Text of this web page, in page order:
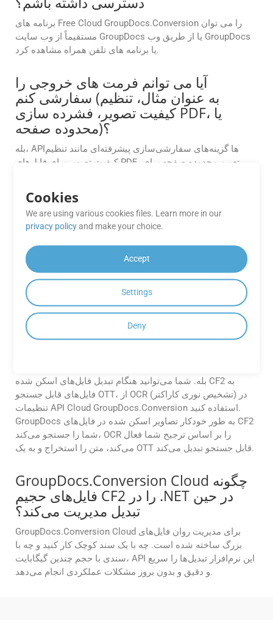
برنامه های Free Cloud GroupDocs.Conversion را می توان
مستقیماً از وب سایت GroupDocs یا از طریق وب GroupDocs
یا برنامه های تلفن همراه مشاهده کرد.
آیا می توانم فرمت های خروجی را
سفارشی کنم (به عنوان مثال، تنظیم
کیفیت تصویر، فشرده سازی PDF، یا
محدوده صفحه)؟
بله، APIها گزینه‌های سفارشی‌سازی پیشرفته‌ای مانند تنظیم
کیفیت تصویر برای فایل‌های PDF، تعیین محدوده صفحه برای
آیا SDKهایی برای APIهای Cloud
GroupDocs.Conversion Cloud SDK هایی را برای زبان های
برنامه نویسی مختلف مانند .NET، Java، Android، PHP،
Node.js، Python، Ruby، cURL و Go فراهم می کند و ادغام آن
آیا GroupDocs.Conversion Cloud
هنگام تبدیل فایل‌های اسکن شده CF2 به
بله. شما می‌توانید هنگام تبدیل فایل‌های اسکن شده CF2 به
فایل‌های قابل جستجو OTT، از OCR (تشخیص نوری کاراکتر) در
تنظیمات API Cloud GroupDocs.Conversion استفاده کنید.
GroupDocs به طور خودکار تصاویر اسکن شده در فایل‌های CF2
شما را جستجو می‌کند، OCR را بر اساس ترجیح شما فعال
می‌کند، متن را استخراج و به یک OTT قابل جستجو تبدیل می‌کند.
GroupDocs.Conversion Cloud چگونه
فایل‌های حجیم CF2 را در .NET در حین
تبدیل مدیریت می‌کند؟
GroupDocs.Conversion Cloud برای مدیریت روان فایل‌های
بزرگ ساخته شده است. چه با یک سند کوچک کار کنید و چه با
سندی با حجم چندین گیگابایت، API این نرم‌افزار تبدیل‌ها را سریع
و دقیق و بدون بروز مشکلات عملکردی انجام می‌دهد.
Cookies
We are using various cookies files. Learn more in our
privacy policyand make your choice.
Accept
Settings
Deny